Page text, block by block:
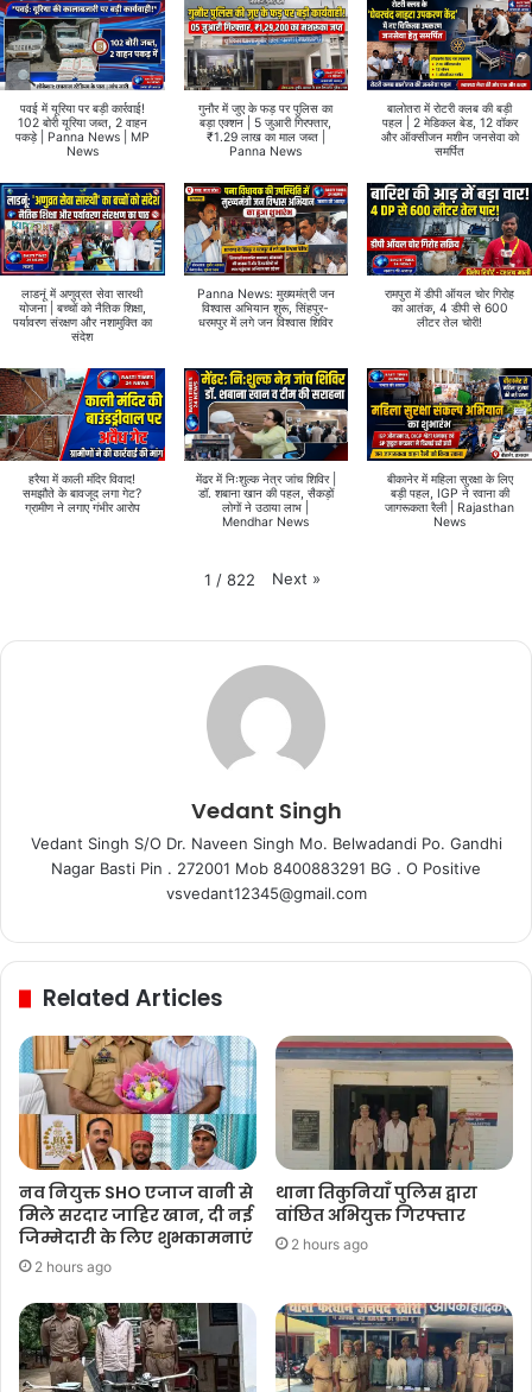
पवई में यूरिया पर बड़ी कार्रवाई!
102 बोरी यूरिया जब्त, 2 वाहन
पकड़े | Panna News | MP
News
गुनौर में जुए के फड़ पर पुलिस का
बड़ा एक्शन | 5 जुआरी गिरफ्तार,
₹1.29 लाख का माल जब्त |
Panna News
बालोतरा में रोटरी क्लब की बड़ी
पहल | 2 मेडिकल बेड, 12 वॉकर
और ऑक्सीजन मशीन जनसेवा को
समर्पित
लाडनूं में अणुव्रत सेवा सारथी
योजना | बच्चों को नैतिक शिक्षा,
पर्यावरण संरक्षण और नशामुक्ति का
संदेश
Panna News: मुख्यमंत्री जन
विश्वास अभियान शुरू, सिंहपुर-
धरमपुर में लगे जन विश्वास शिविर
रामपुरा में डीपी ऑयल चोर गिरोह
का आतंक, 4 डीपी से 600
लीटर तेल चोरी!
हरैया में काली मंदिर विवाद!
समझौते के बावजूद लगा गेट?
ग्रामीण ने लगाए गंभीर आरोप
मेंढर में निःशुल्क नेत्र जांच शिविर |
डॉ. शबाना खान की पहल, सैकड़ों
लोगों ने उठाया लाभ |
Mendhar News
बीकानेर में महिला सुरक्षा के लिए
बड़ी पहल, IGP ने रवाना की
जागरूकता रैली | Rajasthan
News
1 / 822 Next »
Vedant Singh
Vedant Singh S/O Dr. Naveen Singh Mo. Belwadandi Po. Gandhi
Nagar Basti Pin . 272001 Mob 8400883291 BG . O Positive
vsvedant12345@gmail.com
Related Articles
नव नियुक्त SHO एजाज वानी से
मिले सरदार जाहिर खान, दी नई
जिम्मेदारी के लिए शुभकामनाएं
2 hours ago
थाना तिकुनियाँ पुलिस द्वारा
वांछित अभियुक्त गिरफ्तार
2 hours ago